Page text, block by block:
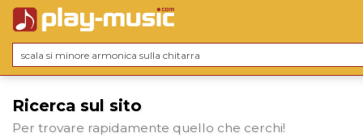
Ricerca sul sito
Per trovare rapidamente quello che cerchi!